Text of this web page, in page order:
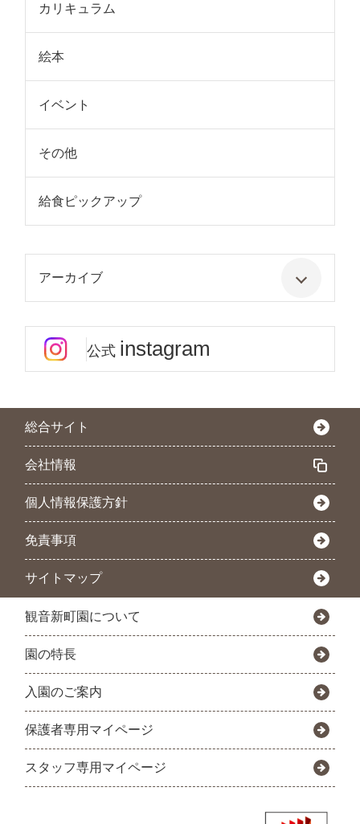
カリキュラム
絵本
イベント
その他
給食ピックアップ
アーカイブ
公式 instagram
総合サイト
会社情報
個人情報保護方針
免責事項
サイトマップ
観音新町園について
園の特長
入園のご案内
保護者専用マイページ
スタッフ専用マイページ